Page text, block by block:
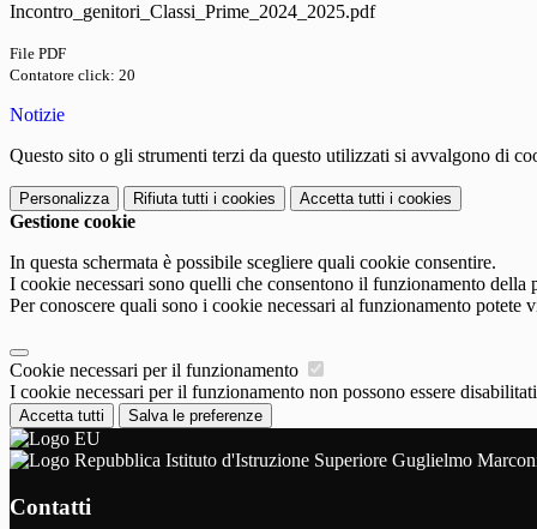
Incontro_genitori_Classi_Prime_2024_2025.pdf
File PDF
Contatore click: 20
Notizie
Questo sito o gli strumenti terzi da questo utilizzati si avvalgono di
Personalizza Rifiuta tutti i cookies Accetta tutti i cookies
Gestione cookie
In questa schermata è possibile scegliere quali cookie consentire.
I cookie necessari sono quelli che consentono il funzionamento
Per conoscere quali sono i cookie necessari al funzionamento potete
Cookie necessari per il funzionamento
I cookie necessari per il funzionamento non possono essere
Accetta tutti Salva le preferenze
Istituto d'Istruzione Superiore Guglielmo
Contatti